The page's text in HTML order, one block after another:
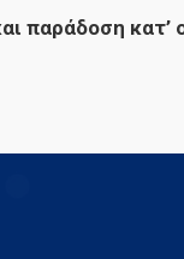
παράδοση κατ’